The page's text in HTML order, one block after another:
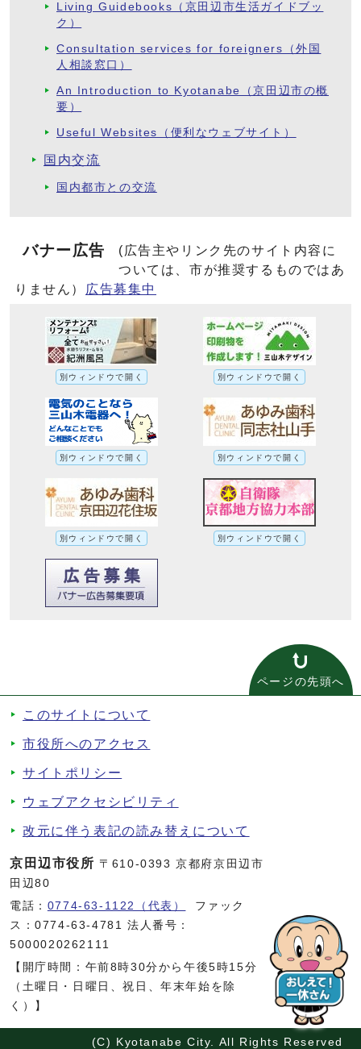
Living Guidebooks（京田辺市生活ガイドブッ
ク）
Consultation services for foreigners（外国
人相談窓口）
An Introduction to Kyotanabe（京田辺市の概
要）
Useful Websites（便利なウェブサイト）
国内交流
国内都市との交流
バナー広告
(広告主やリンク先のサイト内容に
ついては、市が推奨するものではあ
りません）
広告募集中
別ウィンドウで開く 別ウィンドウで開く
別ウィンドウで開く 別ウィンドウで開く
別ウィンドウで開く 別ウィンドウで開く
ページの先頭へ
このサイトについて
市役所へのアクセス
サイトポリシー
ウェブアクセシビリティ
改元に伴う表記の読み替えについて
京田辺市役所 〒610-0393 京都府京田辺市
田辺80
電話： 0774-63-1122（代表）
ファック
ス：0774-63-4781 法人番号：
5000020262111
【開庁時間：午前8時30分から午後5時15分
（土曜日・日曜日、祝日、年末年始を除
く）】
(C) Kyotanabe City. All Rights Reserved